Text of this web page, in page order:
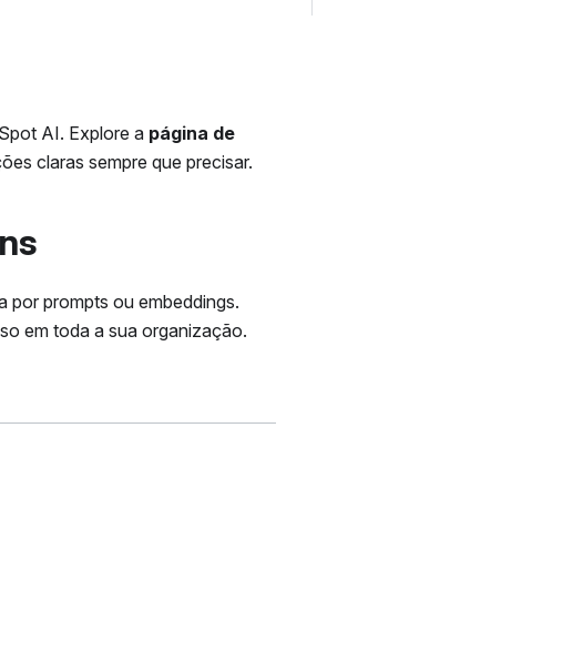
AI. Explore a página de
claras sempre que precisar.
por prompts ou embeddings.
em toda a sua organização.